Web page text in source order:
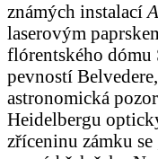
známých instalací
laserovým
flórentského dómu
pevností
astronomická
Heidelbergu
zříceninu zámku